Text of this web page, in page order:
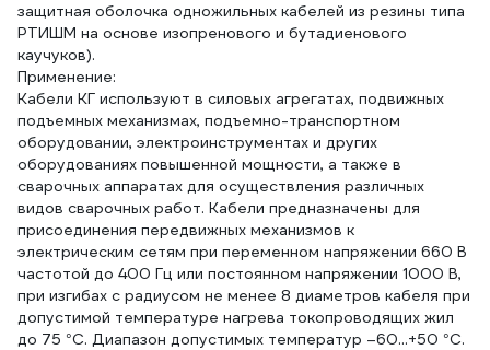
защитная оболочка одножильных кабелей из резины типа
РТИШМ на основе изопренового и бутадиенового
каучуков).
Применение:
Кабели КГ используют в силовых агрегатах, подвижных
подъемных механизмах, подъемно-транспортном
оборудовании, электроинструментах и других
оборудованиях повышенной мощности, а также в
сварочных аппаратах для осуществления различных
видов сварочных работ. Кабели предназначены для
присоединения передвижных механизмов к
электрическим сетям при переменном напряжении 660 В
частотой до 400 Гц или постоянном напряжении 1000 В,
при изгибах с радиусом не менее 8 диаметров кабеля при
допустимой температуре нагрева токопроводящих жил
до 75 °С. Диапазон допустимых температур –60...+50 °С.